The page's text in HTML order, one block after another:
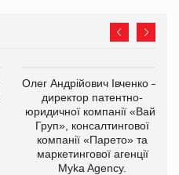
Олег Андрійович Івченко —
директор патентно-
юридичної компанії «Вайз
Груп», консалтингової
компанії «Парето» та
маркетингової агенції
Myka Agency.